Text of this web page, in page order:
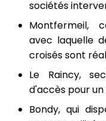
sociétés
Montfermeil,
avec laquelle
croisés sont
Le Raincy,
d'accès pour
Bondy, qui